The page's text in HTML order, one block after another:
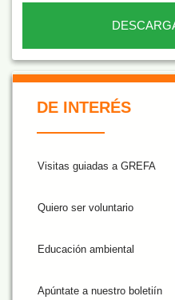
De Interés
DE INTERÉS
Visitas guiadas a GREFA
Quiero ser voluntario
Educación ambiental
Apúntate a nuestro boletiín